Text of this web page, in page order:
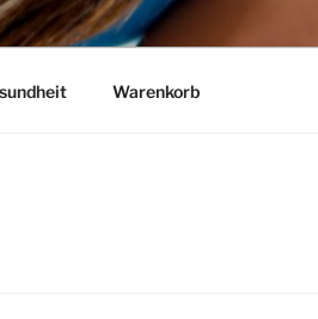
Warenkorb